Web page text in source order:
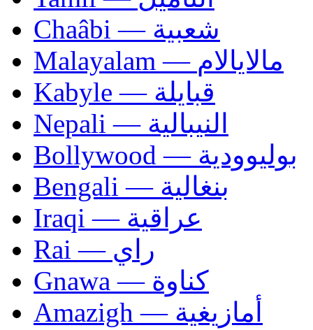
Chaâbi — شعبية
Malayalam — مالايالام
Kabyle — قبايلة
Nepali — النيبالية
Bollywood — بوليوودية
Bengali — بنغالية
Iraqi — عراقية
Rai — راي
Gnawa — كناوة
Amazigh — أمازيغية